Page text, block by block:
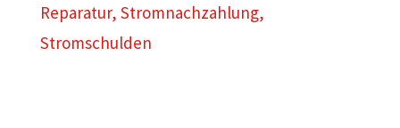
Reparatur, Stromnachzahlung,
Stromschulden